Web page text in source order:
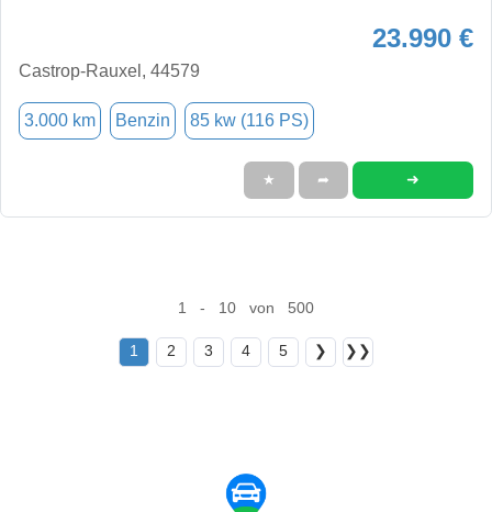
23.990 €
Castrop-Rauxel, 44579
3.000 km Benzin 85 kw (116 PS)
★ ➦ ➜
1 - 10 von 500
1 2 3 4 5 ❯ ❯❯